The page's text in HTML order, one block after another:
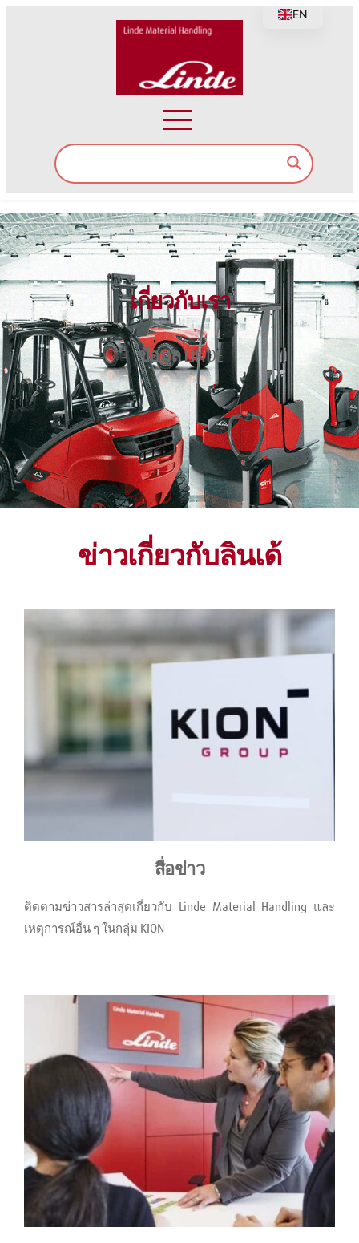
เกี่ยวกับเรา
ข้อมูล LINDE
ข่าวเกี่ยวกับลินเด้
สื่อข่าว
ติดตามข่าวสารล่าสุดเกี่ยวกับ Linde Material Handling และ
เหตุการณ์อื่น ๆ ในกลุ่ม KION
EN